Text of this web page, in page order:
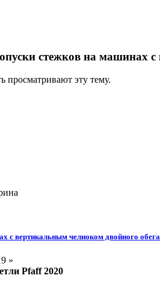
стежков на машинах
просматривают эту тему.
с вертикальным челноком двойного
»
Pfaff 2020